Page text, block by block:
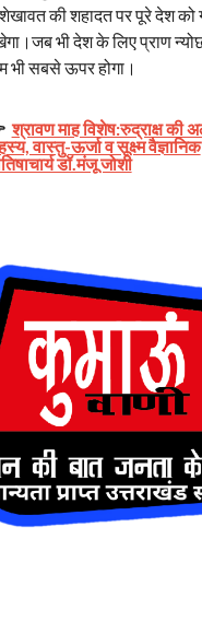
की शहादत पर पूरे देश को
भी देश के लिए प्राण
भी सबसे ऊपर होगा।
श्रावण माह विशेष:रुद्राक्ष की
वास्तु-ऊर्जा व सूक्ष्म वैज्ञानिक
डॉ.मंजू जोशी